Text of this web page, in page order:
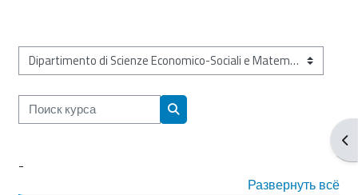
Категории курсов
Поиск курса
Поиск курса
-
Развернуть всё